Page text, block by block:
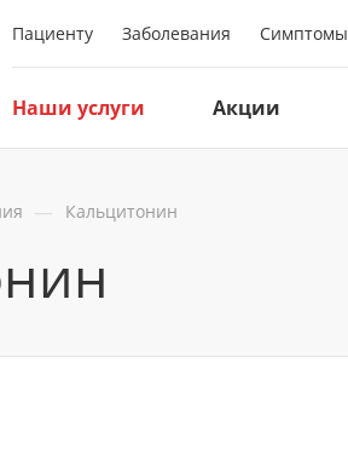
Пациенту Заболевания Симптомы
Наши услуги Акции
— Кальцитонин